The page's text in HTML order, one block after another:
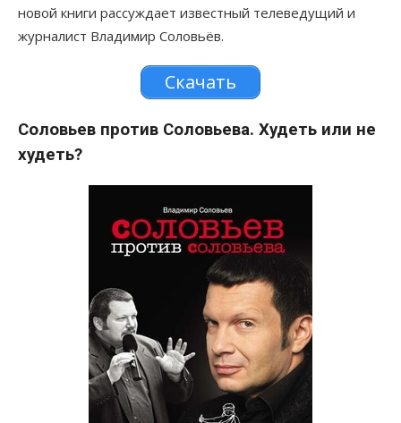
новой книги рассуждает известный телеведущий и
журналист Владимир Соловьёв.
Скачать
Соловьев против Соловьева. Худеть или не
худеть?